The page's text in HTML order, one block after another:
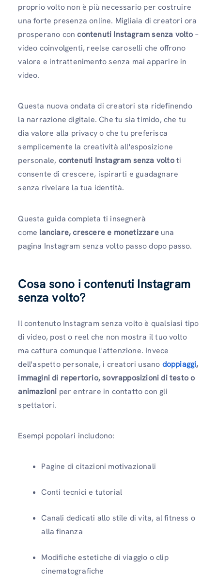
proprio volto non è più necessario per costruire
una forte presenza online. Migliaia di creatori ora
prosperano concontenuti Instagram senza volto –
video coinvolgenti, reelse caroselli che offrono
valore e intrattenimento senza mai apparire in
video.
Questa nuova ondata di creatori sta ridefinendo
la narrazione digitale. Che tu sia timido, che tu
dia valore alla privacy o che tu preferisca
semplicemente la creatività all'esposizione
personale, contenuti Instagram senza voltoti
consente di crescere, ispirarti e guadagnare
senza rivelare la tua identità.
Questa guida completa ti insegnerà
come lanciare, crescere e monetizzareuna
pagina Instagram senza volto passo dopo passo.
Cosa sono i contenuti Instagram
senza volto?
Il contenuto Instagram senza volto è qualsiasi tipo
di video, post o reel che non mostra il tuo volto
ma cattura comunque l'attenzione. Invece
dell'aspetto personale, i creatori usano doppiaggi,
immagini di repertorio, sovrapposizioni di testo o
animazioni per entrare in contatto con gli
spettatori.
Esempi popolari includono:
Pagine di citazioni motivazionali
Conti tecnici e tutorial
Canali dedicati allo stile di vita, al fitness o
alla finanza
Modifiche estetiche di viaggio o clip
cinematografiche